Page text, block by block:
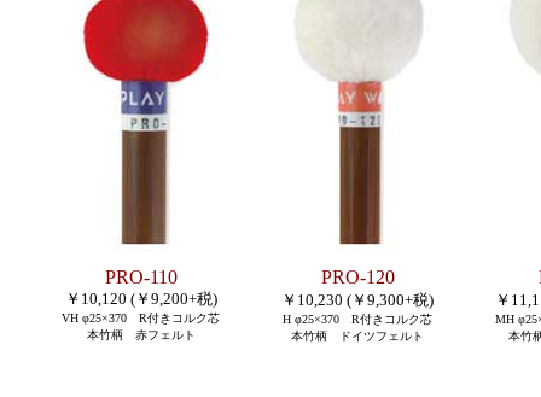
PRO-110
￥10,120 (￥9,200+税)
VH φ25×370 R付きコルク芯
本竹柄 赤フェルト
PRO-120
￥10,230 (￥9,300+税)
H φ25×370 R付きコルク芯
本竹柄 ドイツフェルト
￥
MH
本竹